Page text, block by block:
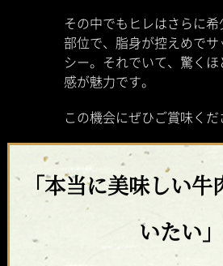
その中でもヒレはさらに
部位で、脂身が控えめで
シー。それでいて、驚く
感が魅力です。
この機会にぜひご賞味くだ
「本当に美味しい
いたい」